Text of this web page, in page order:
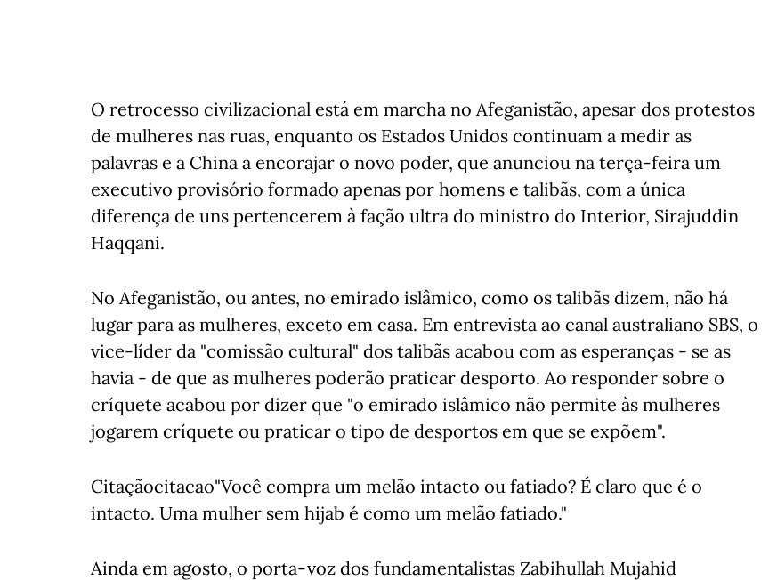
O retrocesso civilizacional está em marcha no Afeganistão, apesar dos protestos
de mulheres nas ruas, enquanto os Estados Unidos continuam a medir as
palavras e a China a encorajar o novo poder, que anunciou na terça-feira um
executivo provisório formado apenas por homens e talibãs, com a única
diferença de uns pertencerem à fação ultra do ministro do Interior, Sirajuddin
Haqqani.
No Afeganistão, ou antes, no emirado islâmico, como os talibãs dizem, não há
lugar para as mulheres, exceto em casa. Em entrevista ao canal australiano SBS, o
vice-líder da "comissão cultural" dos talibãs acabou com as esperanças - se as
havia - de que as mulheres poderão praticar desporto. Ao responder sobre o
críquete acabou por dizer que "o emirado islâmico não permite às mulheres
jogarem críquete ou praticar o tipo de desportos em que se expõem".
Citaçãocitacao"Você compra um melão intacto ou fatiado? É claro que é o
intacto. Uma mulher sem hijab é como um melão fatiado."
Ainda em agosto, o porta-voz dos fundamentalistas Zabihullah Mujahid